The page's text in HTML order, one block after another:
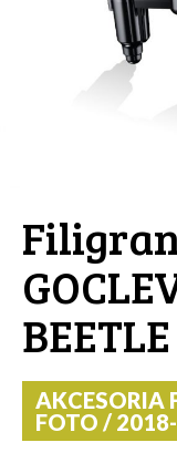
BEETLE
AKCESORIA
FOTO /